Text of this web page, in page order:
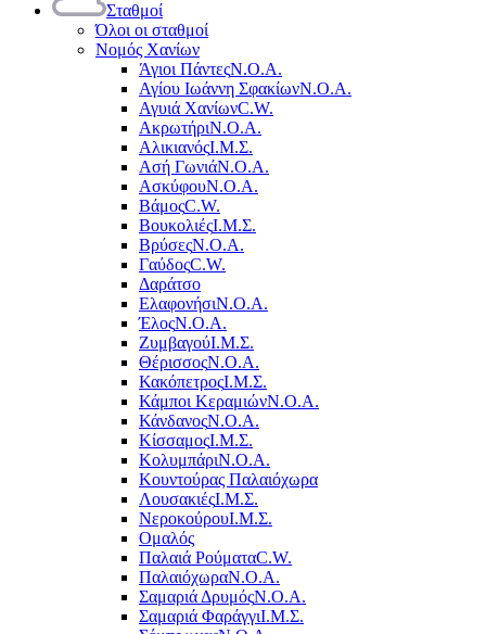
Σταθμοί
Όλοι οι σταθμοί
Νομός Χανίων
Άγιοι ΠάντεςΝ.Ο.Α.
Αγίου Ιωάννη ΣφακίωνΝ.Ο.Α.
Αγυιά ΧανίωνC.W.
ΑκρωτήριΝ.Ο.Α.
ΑλικιανόςΙ.Μ.Σ.
Ασή ΓωνιάΝ.Ο.Α.
ΑσκύφουΝ.Ο.Α.
ΒάμοςC.W.
ΒουκολιέςΙ.Μ.Σ.
ΒρύσεςΝ.Ο.Α.
ΓαύδοςC.W.
Δαράτσο
ΕλαφονήσιΝ.Ο.Α.
ΈλοςΝ.Ο.Α.
ΖυμβαγούΙ.Μ.Σ.
ΘέρισσοςΝ.Ο.Α.
ΚακόπετροςΙ.Μ.Σ.
Κάμποι ΚεραμιώνΝ.Ο.Α.
ΚάνδανοςΝ.Ο.Α.
ΚίσσαμοςΙ.Μ.Σ.
ΚολυμπάριΝ.Ο.Α.
Κουντούρας Παλαιόχωρα
ΛουσακιέςΙ.Μ.Σ.
ΝεροκούρουΙ.Μ.Σ.
Ομαλός
Παλαιά ΡούματαC.W.
ΠαλαιόχωραΝ.Ο.Α.
Σαμαριά ΔρυμόςΝ.Ο.Α.
Σαμαριά ΦαράγγιΙ.Μ.Σ.